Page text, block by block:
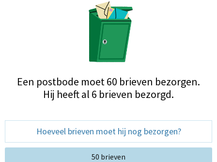
Een postbode moet 60 brieven bezorgen.
Hij heeft al 6 brieven bezorgd.
Hoeveel brieven moet hij nog bezorgen?
50 brieven